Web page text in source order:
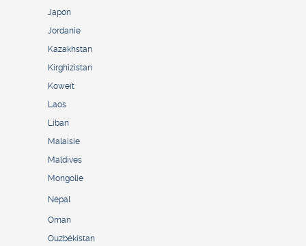
Japon
Jordanie
Kazakhstan
Kirghizistan
Koweït
Laos
Liban
Malaisie
Maldives
Mongolie
Népal
Oman
Ouzbékistan